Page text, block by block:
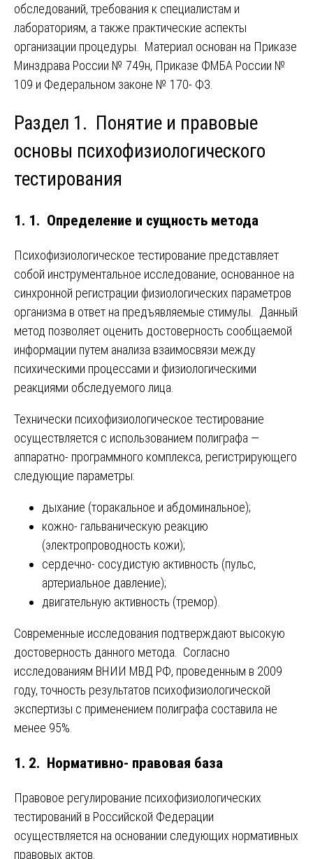
обследований, требования к специалистам и
лабораториям, а также практические аспекты
организации процедуры. Материал основан на Приказе
Минздрава России № 749н, Приказе ФМБА России №
109 и Федеральном законе № 170- ФЗ.
Раздел 1. Понятие и правовые
основы психофизиологического
тестирования
1. 1. Определение и сущность метода
Психофизиологическое тестирование представляет
собой инструментальное исследование, основанное на
синхронной регистрации физиологических параметров
организма в ответ на предъявляемые стимулы. Данный
метод позволяет оценить достоверность сообщаемой
информации путем анализа взаимосвязи между
психическими процессами и физиологическими
реакциями обследуемого лица.
Технически психофизиологическое тестирование
осуществляется с использованием полиграфа —
аппаратно- программного комплекса, регистрирующего
следующие параметры:
дыхание (торакальное и абдоминальное);
кожно- гальваническую реакцию
(электропроводность кожи);
сердечно- сосудистую активность (пульс,
артериальное давление);
двигательную активность (тремор).
Современные исследования подтверждают высокую
достоверность данного метода. Согласно
исследованиям ВНИИ МВД РФ, проведенным в 2009
году, точность результатов психофизиологической
экспертизы с применением полиграфа составила не
менее 95%.
1. 2. Нормативно- правовая база
Правовое регулирование психофизиологических
тестирований в Российской Федерации
осуществляется на основании следующих нормативных
правовых актов.